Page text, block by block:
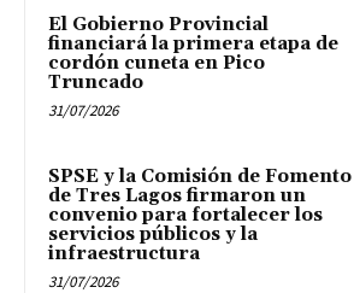
El Gobierno Provincial
financiará la primera etapa de
cordón cuneta en Pico
Truncado
31/07/2026
SPSE y la Comisión de Fomento
de Tres Lagos firmaron un
convenio para fortalecer los
servicios públicos y la
infraestructura
31/07/2026